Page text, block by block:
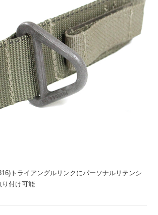
トライアングルリンクにパーソナルリテンシ
り付け可能